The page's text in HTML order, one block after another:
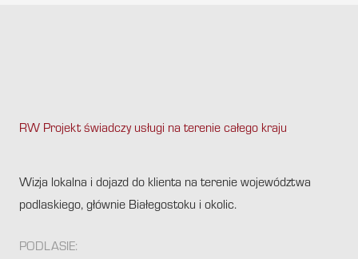
RW Projekt świadczy usługi na terenie całego kraju
Wizja lokalna i dojazd do klienta na terenie województwa
podlaskiego, głównie Białegostoku i okolic.
PODLASIE: